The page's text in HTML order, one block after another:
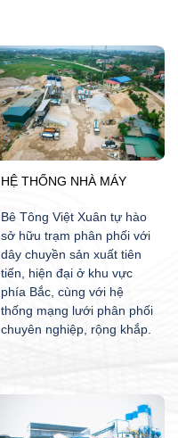
HỆ THỐNG NHÀ MÁY
Bê Tông Việt Xuân tự hào
sở hữu trạm phân phối với
dây chuyền sản xuất tiên
tiến, hiện đại ở khu vực
phía Bắc, cùng với hệ
thống mạng lưới phân phối
chuyên nghiệp, rộng khắp.